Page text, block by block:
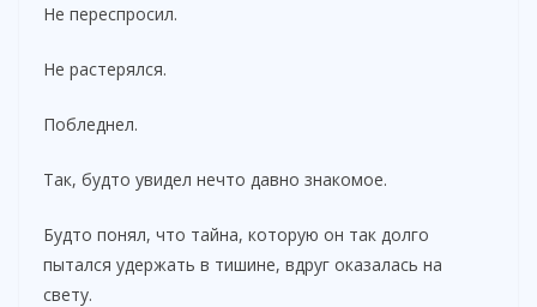
Не переспросил.
Не растерялся.
Побледнел.
Так, будто увидел нечто давно знакомое.
Будто понял, что тайна, которую он так долго
пытался удержать в тишине, вдруг оказалась на
свету.